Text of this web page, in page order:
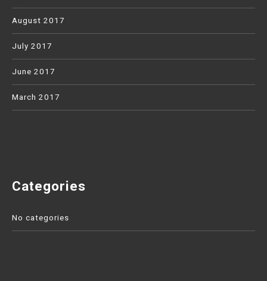
August 2017
July 2017
June 2017
March 2017
Categories
No categories